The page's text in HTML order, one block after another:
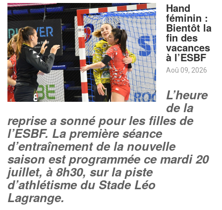
Hand
féminin :
Bientôt la
fin des
vacances
à l’ESBF
Aoû 09, 2026
L’heure
de la
reprise a sonné pour les filles de
l’ESBF. La première séance
d’entraînement de la nouvelle
saison est programmée ce mardi 20
juillet, à 8h30, sur la piste
d’athlétisme du Stade Léo
Lagrange.